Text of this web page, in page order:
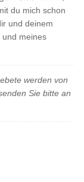
du mich schon
und deinem
und meines
werden von
Sie bitte an